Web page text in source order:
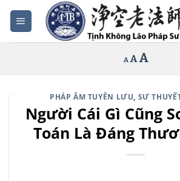
Bỏ
qua
nội
A Decrease
size.
A Reset
size.
A
size.
PHÁP ÂM TUYÊN LƯU, SƯ
Người Cái Gì Cũng
Toán Là Đáng